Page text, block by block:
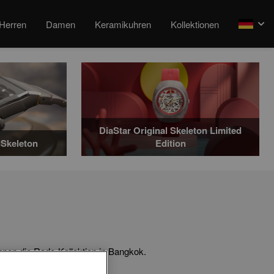
Herren Damen Keramikuhren Kollektionen arrow
DiaStar Original Skeleton Limited
Edition
die Rado-Kollektion in Bangkok.